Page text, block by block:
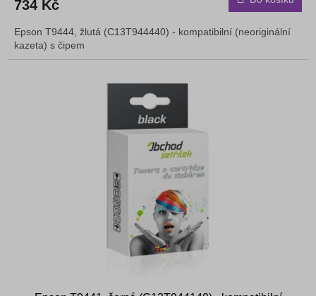
734 Kč
Epson T9444, žlutá (C13T944440) - kompatibilní (neoriginální
kazeta) s čipem